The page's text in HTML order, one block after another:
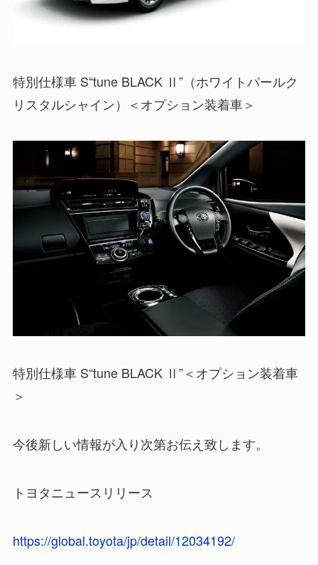
特別仕様車 S“tune BLACK Ⅱ”（ホワイトパールク
リスタルシャイン）＜オプション装着車＞
特別仕様車 S“tune BLACK Ⅱ”＜オプション装着車
＞
今後新しい情報が入り次第お伝え致します。
トヨタニュースリリース
https://global.toyota/jp/detail/12034192/